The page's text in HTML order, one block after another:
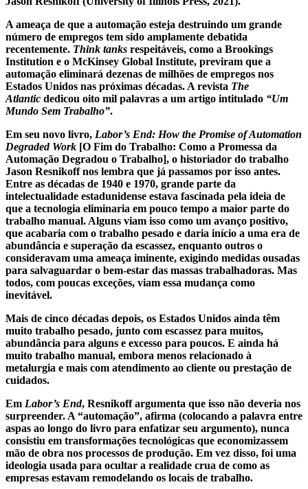
A ameaça de que a automação esteja destruindo um grande
número de empregos tem sido amplamente debatida
recentemente. Think tanks respeitáveis, como a Brookings
Institution e o McKinsey Global Institute, previram que a
automação eliminará dezenas de milhões de empregos nos
Estados Unidos nas próximas décadas. A revista The
Atlantic dedicou oito mil palavras a um artigo intitulado “Um
Mundo Sem Trabalho”.
Em seu novo livro, Labor’s End: How the Promise of Automation
Degraded Work [O Fim do Trabalho: Como a Promessa da
Automação Degradou o Trabalho], o historiador do trabalho
Jason Resnikoff nos lembra que já passamos por isso antes.
Entre as décadas de 1940 e 1970, grande parte da
intelectualidade estadunidense estava fascinada pela ideia de
que a tecnologia eliminaria em pouco tempo a maior parte do
trabalho manual. Alguns viam isso como um avanço positivo,
que acabaria com o trabalho pesado e daria início a uma era de
abundância e superação da escassez, enquanto outros o
consideravam uma ameaça iminente, exigindo medidas ousadas
para salvaguardar o bem-estar das massas trabalhadoras. Mas
todos, com poucas exceções, viam essa mudança como
inevitável.
Mais de cinco décadas depois, os Estados Unidos ainda têm
muito trabalho pesado, junto com escassez para muitos,
abundância para alguns e excesso para poucos. E ainda há
muito trabalho manual, embora menos relacionado à
metalurgia e mais com atendimento ao cliente ou prestação de
cuidados.
Em Labor’s End, Resnikoff argumenta que isso não deveria nos
surpreender. A “automação”, afirma (colocando a palavra entre
aspas ao longo do livro para enfatizar seu argumento), nunca
consistiu em transformações tecnológicas que economizassem
mão de obra nos processos de produção. Em vez disso, foi uma
ideologia usada para ocultar a realidade crua de como as
empresas estavam remodelando os locais de trabalho.